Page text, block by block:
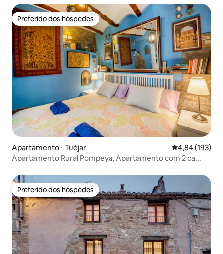
Preferido dos hóspedes
Preferido dos hóspedes
Apartamento ⋅ Tuéjar 4,84 de uma
4,84 (193)
Apartamento Rural Pompeya, Apartamento com 2 ca...
Preferido dos hóspedes
Preferido dos hóspedes